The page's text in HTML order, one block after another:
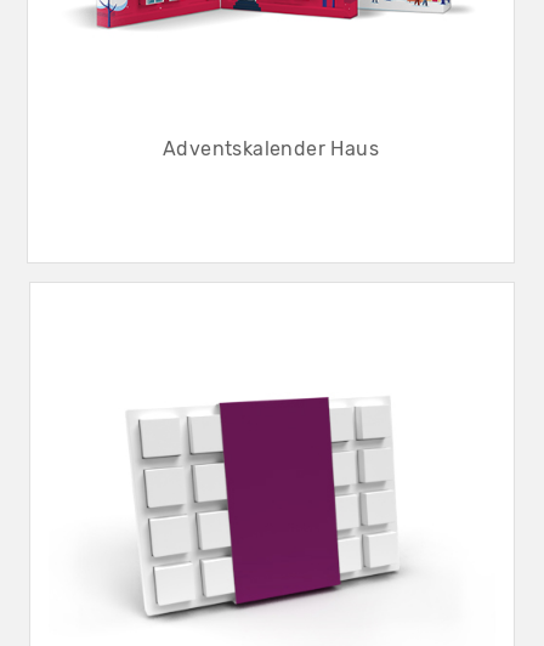
Adventskalender Haus